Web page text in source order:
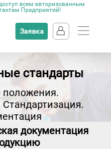
всем авторизованным
Предприятий!
Заявка
стандарты
документация